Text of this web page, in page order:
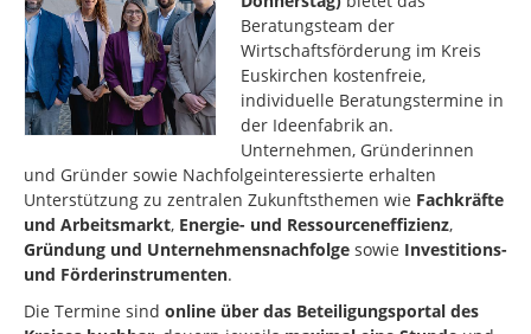
Beratungsteam der
Wirtschaftsförderung im Kreis
Euskirchen kostenfreie,
individuelle Beratungstermine in
der Ideenfabrik an.
Unternehmen, Gründerinnen
und Gründer sowie Nachfolgeinteressierte erhalten
Unterstützung zu zentralen Zukunftsthemen wie Fachkräfte
und Arbeitsmarkt, Energie- und Ressourceneffizienz,
Gründung und Unternehmensnachfolge sowie Investitions-
und Förderinstrumenten.
Die Termine sind online über das Beteiligungsportal des